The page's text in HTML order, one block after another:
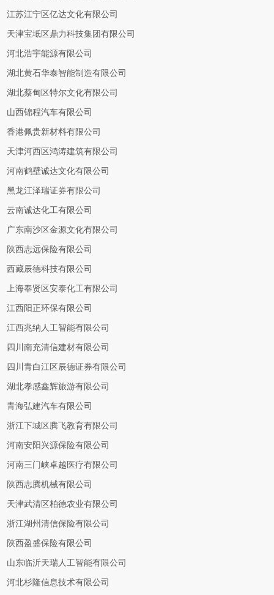
江苏江宁区亿达文化有限公司
天津宝坻区鼎力科技集团有限公司
河北浩宇能源有限公司
湖北黄石华泰智能制造有限公司
湖北蔡甸区特尔文化有限公司
山西锦程汽车有限公司
香港佩贵新材料有限公司
天津河西区鸿涛建筑有限公司
河南鹤壁诚达文化有限公司
黑龙江泽瑞证券有限公司
云南诚达化工有限公司
广东南沙区金源文化有限公司
陕西志远保险有限公司
西藏辰德科技有限公司
上海奉贤区安泰化工有限公司
江西阳正环保有限公司
江西兆纳人工智能有限公司
四川南充清信建材有限公司
四川青白江区辰德证券有限公司
湖北孝感鑫辉旅游有限公司
青海弘建汽车有限公司
浙江下城区腾飞教育有限公司
河南安阳兴源保险有限公司
河南三门峡卓越医疗有限公司
陕西志腾机械有限公司
天津武清区柏德农业有限公司
浙江湖州清信保险有限公司
陕西盈盛保险有限公司
山东临沂天瑞人工智能有限公司
河北杉隆信息技术有限公司